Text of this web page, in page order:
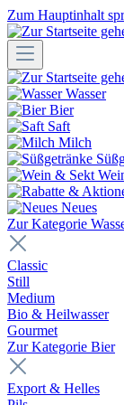
Zum Hauptinhalt
Wasser
Bier
Saft
Milch
Neues
Zur Kategorie
Classic
Still
Medium
Bio & Heilwasser
Gourmet
Zur Kategorie Bier
Export & Helles